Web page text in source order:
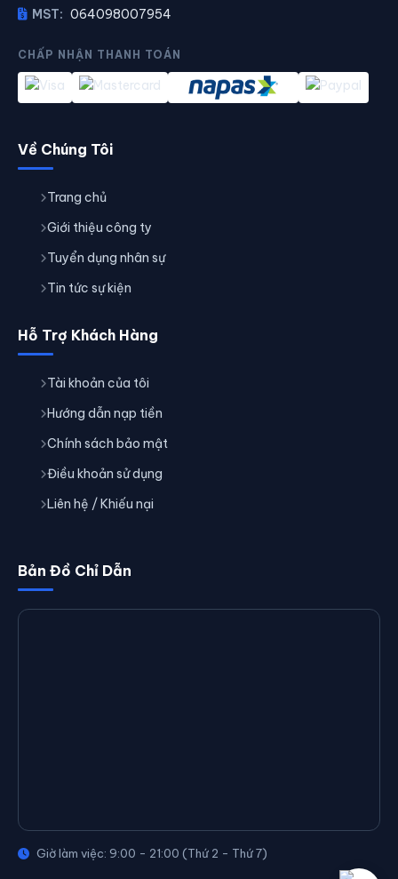
MST: 064098007954
CHẤP NHẬN THANH TOÁN
Về Chúng Tôi
Trang chủ
Giới thiệu công ty
Tuyển dụng nhân sự
Tin tức sự kiện
Hỗ Trợ Khách Hàng
Tài khoản của tôi
Hướng dẫn nạp tiền
Chính sách bảo mật
Điều khoản sử dụng
Liên hệ / Khiếu nại
Bản Đồ Chỉ Dẫn
Giờ làm việc: 9:00 - 21:00 (Thứ 2 - Thứ 7)